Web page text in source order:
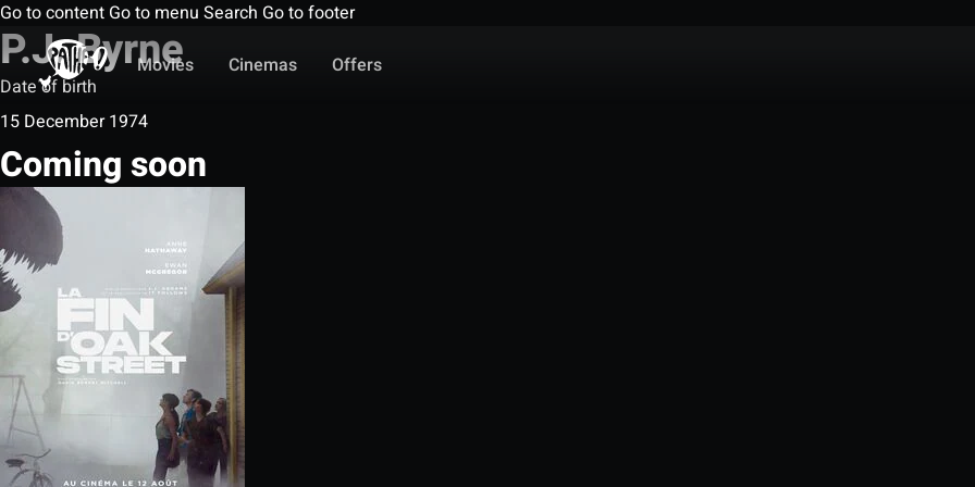
Go to content Go to menu Search Go to footer
Movies
Cinemas Offers
P.J. Byrne
Date of birth
15 December 1974
Coming soon